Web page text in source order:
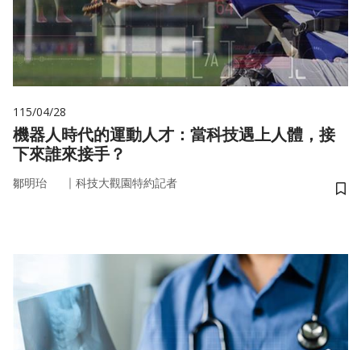
115/04/28
機器人時代的運動人才：當科技遇上人體，接
下來誰來接手？
鄒明珆 ｜ 科技大觀園特約記者
儲